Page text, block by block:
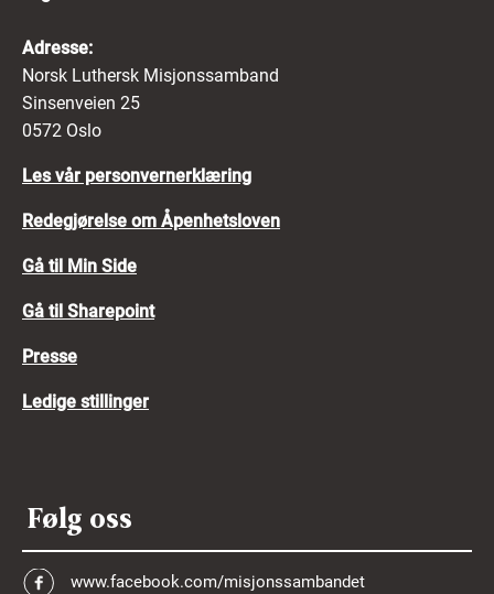
Adresse:
Norsk Luthersk Misjonssamband
Sinsenveien 25
0572 Oslo
Les vår personvernerklæring
Redegjørelse om Åpenhetsloven
Gå til Min Side
Gå til Sharepoint
Presse
Ledige stillinger
Følg oss
www.facebook.com/misjonssambandet